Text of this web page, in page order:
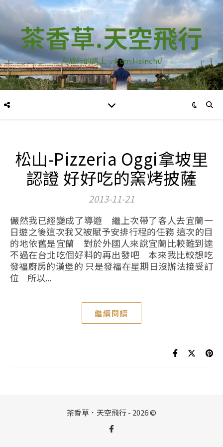
茶香草.天空飛行
在旅行的路上…from Hsinchu
松山-Pizzeria Oggi拿坡里
認證 好好吃的窯烤披薩
2013-11-21
儼然我已經變成了導遊 繼上次帶了客人去宜蘭一
日遊之後這次我又被賦予安排行程的任務 這次的目
的地依舊是宜蘭 對於外國人來說宜蘭比較難到達
不過在台北吃個好料的再出發吧 本來我比較想吃
發福廚房的漢堡的 只是發福在星期日沒辦法接受訂
位 所以...
繼續閱讀
茶香草．天空飛行 - 2026 ©